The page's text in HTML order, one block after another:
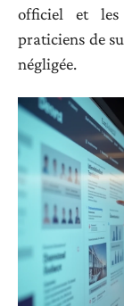
officiel et les
praticiens de
négligée.